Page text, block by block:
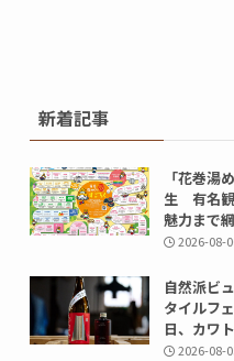
新着記事
「花巻湯
生 有名観
魅力まで
2026-08-
自然派ビ
タイルフ
日、カワ
2026-08-